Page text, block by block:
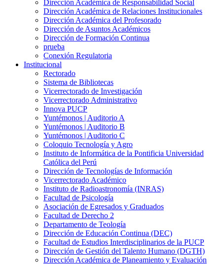
Dirección Académica de Responsabilidad Social
Dirección Académica de Relaciones Institucionales
Dirección Académica del Profesorado
Dirección de Asuntos Académicos
Dirección de Formación Continua
prueba
Conexión Regulatoria
Institucional
Rectorado
Sistema de Bibliotecas
Vicerrectorado de Investigación
Vicerrectorado Administrativo
Innova PUCP
Yuntémonos | Auditorio A
Yuntémonos | Auditorio B
Yuntémonos | Auditorio C
Coloquio Tecnología y Agro
Instituto de Informática de la Pontificia Universidad
Católica del Perú
Dirección de Tecnologías de Información
Vicerrectorado Académico
Instituto de Radioastronomía (INRAS)
Facultad de Psicología
Asociación de Egresados y Graduados
Facultad de Derecho 2
Departamento de Teología
Dirección de Educación Continua (DEC)
Facultad de Estudios Interdisciplinarios de la PUCP
Dirección de Gestión del Talento Humano (DGTH)
Dirección Académica de Planeamiento y Evaluación